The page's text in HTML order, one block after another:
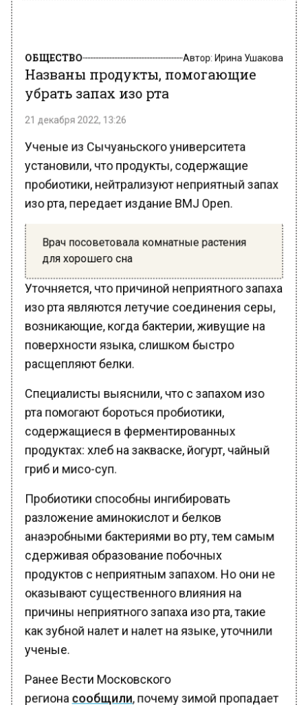
Названы продукты, помогающие
убрать запах изо рта
установили, что продукты, содержащие
пробиотики, нейтрализуют неприятный запах
изо рта, передает издание BMJ Open.
для хорошего сна
Уточняется, что причиной неприятного запаха
изо рта являются летучие соединения серы,
возникающие, когда бактерии, живущие на
поверхности языка, слишком быстро
расщепляют белки.
Специалисты выяснили, что с запахом изо
рта помогают бороться пробиотики,
содержащиеся в ферментированных
продуктах: хлеб на закваске, йогурт, чайный
гриб и мисо-суп.
Пробиотики способны ингибировать
разложение аминокислот и белков
анаэробными бактериями во рту, тем самым
сдерживая образование побочных
продуктов с неприятным запахом. Но они не
оказывают существенного влияния на
причины неприятного запаха изо рта, такие
как зубной налет и налет на языке, уточнили
ученые.
Ранее Вести Московского
региона сообщили, почему зимой пропадает